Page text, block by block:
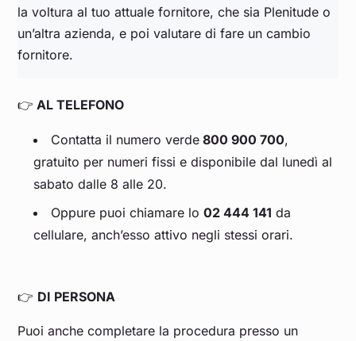
la voltura al tuo attuale fornitore, che sia Plenitude o
un’altra azienda, e poi valutare di fare un cambio
fornitore.
👉 AL TELEFONO
Contatta il numero verde 800 900 700,
gratuito per numeri fissi e disponibile dal lunedì al
sabato dalle 8 alle 20.
Oppure puoi chiamare lo02 444 141 da
cellulare, anch’esso attivo negli stessi orari.
👉 DI PERSONA
Puoi anche completare la procedura presso un